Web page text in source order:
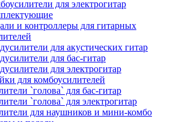
для электрогитар
и контроллеры для гитарных
для акустических гитар
для бас-гитар
для электрогитар
для комбоусилителей
`голова` для бас-гитар
`голова` для электрогитар
для наушников и мини-комбо